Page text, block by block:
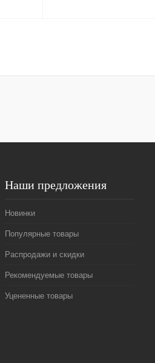
Купить в 1 клик
Наши предложения
Новинки
Популярные товары
Распродажи и скидки
Рекомендуемые товары
Уцененные товары